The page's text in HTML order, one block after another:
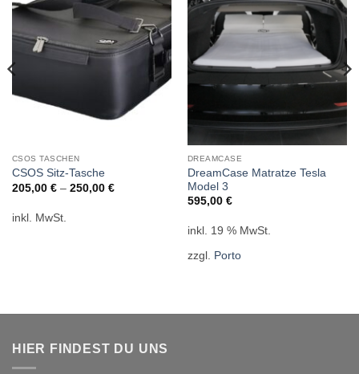
CSOS TASCHEN
CSOS Sitz-Tasche
205,00 €– 250,00 €
inkl. MwSt.
DREAMCASE
DreamCase Matratze Tesla
Model 3
595,00 €
inkl. 19 % MwSt.
zzgl. Porto
HIER FINDEST DU UNS